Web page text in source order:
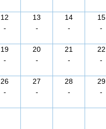
12
-
13
-
14
-
15
-
19
-
20
-
21
-
22
-
26
-
27
-
28
-
29
-